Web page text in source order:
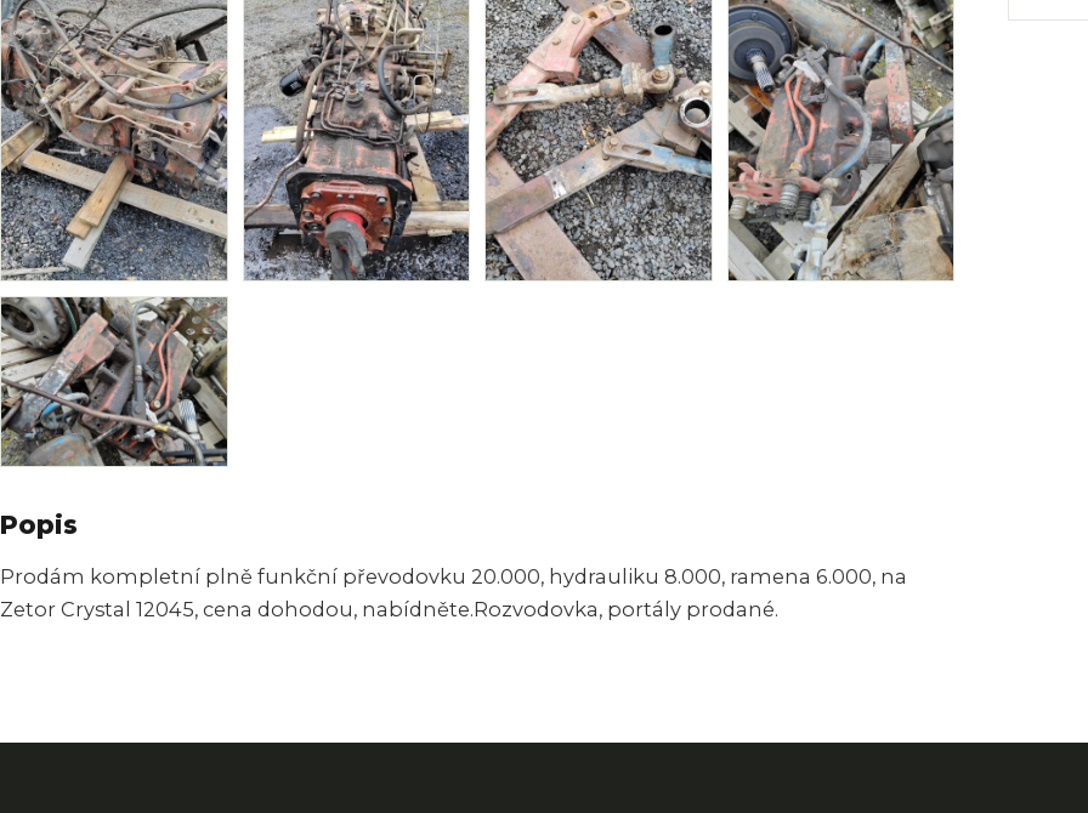
Popis
Prodám kompletní plně funkční převodovku 20.000, hydrauliku 8.000, ramena 6.000, na
Zetor Crystal 12045, cena dohodou, nabídněte.Rozvodovka, portály prodané.